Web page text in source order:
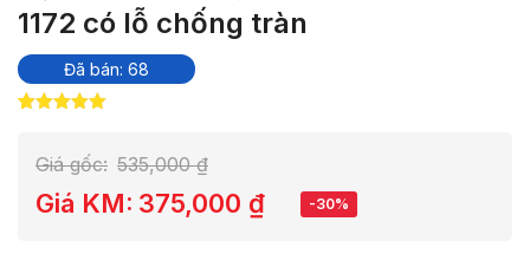
1172 có lỗ chống tràn
Đã bán: 68
đánh giá
Giá gốc: 535,000₫
Giá KM: 375,000 ₫ -30%